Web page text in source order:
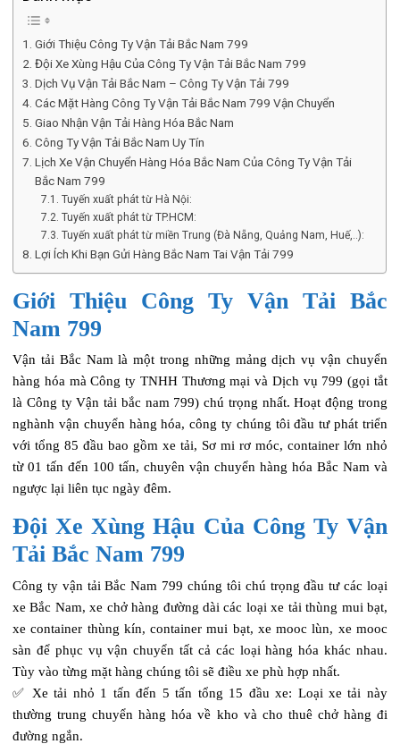
Giới Thiệu Công Ty Vận Tải Bắc Nam 799
Đội Xe Xùng Hậu Của Công Ty Vận Tải Bắc Nam 799
Dịch Vụ Vận Tải Bắc Nam – Công Ty Vận Tải 799
Các Mặt Hàng Công Ty Vận Tải Bắc Nam 799 Vận Chuyển
Giao Nhận Vận Tải Hàng Hóa Bắc Nam
Công Ty Vận Tải Bắc Nam Uy Tín
Lịch Xe Vận Chuyển Hàng Hóa Bắc Nam Của Công Ty Vận Tải
Bắc Nam 799
Tuyến xuất phát từ Hà Nội:
Tuyến xuất phát từ TP.HCM:
Tuyến xuất phát từ miền Trung (Đà Nẵng, Quảng Nam, Huế,..):
Lợi Ích Khi Bạn Gửi Hàng Bắc Nam Tai Vận Tải 799
Giới Thiệu Công Ty Vận Tải Bắc
Nam 799
Vận tải Bắc Nam là một trong những mảng dịch vụ vận chuyển
hàng hóa mà Công ty TNHH Thương mại và Dịch vụ 799 (gọi tắt
là Công ty Vận tải bắc nam 799) chú trọng nhất. Hoạt động trong
nghành vận chuyển hàng hóa, công ty chúng tôi đầu tư phát triển
với tổng 85 đầu bao gồm xe tải, Sơ mi rơ móc, container lớn nhỏ
từ 01 tấn đến 100 tấn, chuyên vận chuyển hàng hóa Bắc Nam và
ngược lại liên tục ngày đêm.
Đội Xe Xùng Hậu Của Công Ty Vận
Tải Bắc Nam 799
Công ty vận tải Bắc Nam 799 chúng tôi chú trọng đầu tư các loại
xe Bắc Nam, xe chở hàng đường dài các loại xe tải thùng mui bạt,
xe container thùng kín, container mui bạt, xe mooc lùn, xe mooc
sàn để phục vụ vận chuyển tất cả các loại hàng hóa khác nhau.
Tùy vào từng mặt hàng chúng tôi sẽ điều xe phù hợp nhất.
✅ Xe tải nhỏ 1 tấn đến 5 tấn tổng 15 đầu xe: Loại xe tải này
thường trung chuyển hàng hóa về kho và cho thuê chở hàng đi
đường ngắn.